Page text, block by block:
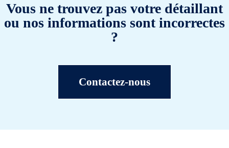
Vous ne trouvez pas votre détaillant
ou nos informations sont incorrectes
?
Contactez-nous